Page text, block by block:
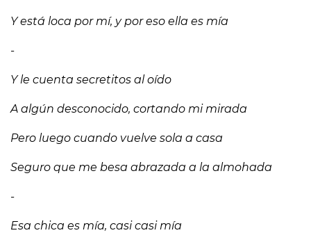
Y está loca por mí, y por eso ella es mía
-
Y le cuenta secretitos al oído
A algún desconocido, cortando mi mirada
Pero luego cuando vuelve sola a casa
Seguro que me besa abrazada a la almohada
-
Esa chica es mía, casi casi mía